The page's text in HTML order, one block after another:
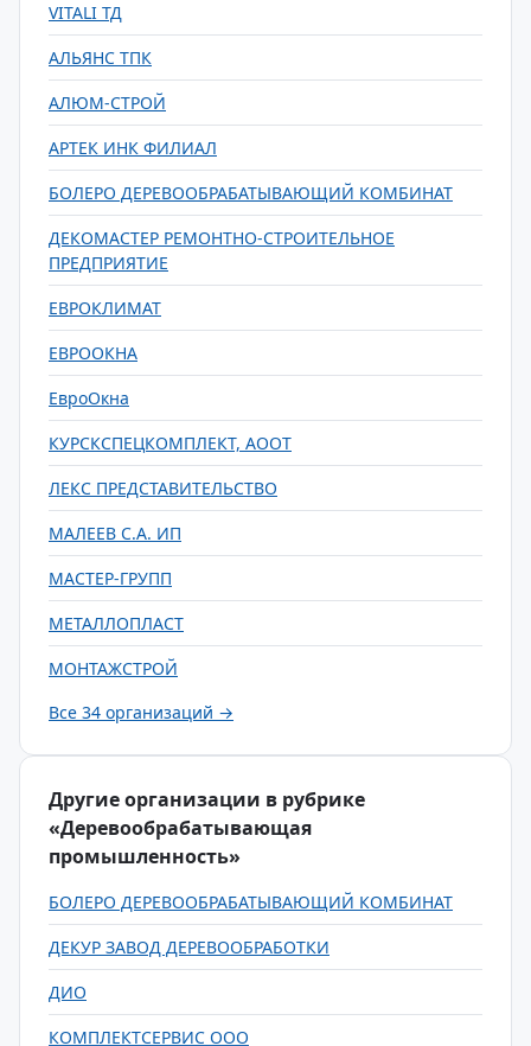
VITALI ТД
АЛЬЯНС ТПК
АЛЮМ-СТРОЙ
АРТЕК ИНК ФИЛИАЛ
БОЛЕРО ДЕРЕВООБРАБАТЫВАЮЩИЙ КОМБИНАТ
ДЕКОМАСТЕР РЕМОНТНО-СТРОИТЕЛЬНОЕ
ПРЕДПРИЯТИЕ
ЕВРОКЛИМАТ
ЕВРООКНА
ЕвроОкна
КУРСКСПЕЦКОМПЛЕКТ, АООТ
ЛЕКС ПРЕДСТАВИТЕЛЬСТВО
МАЛЕЕВ С.А. ИП
МАСТЕР-ГРУПП
МЕТАЛЛОПЛАСТ
МОНТАЖСТРОЙ
Все 34 организаций →
Другие организации в рубрике
«Деревообрабатывающая
промышленность»
БОЛЕРО ДЕРЕВООБРАБАТЫВАЮЩИЙ КОМБИНАТ
ДЕКУР ЗАВОД ДЕРЕВООБРАБОТКИ
ДИО
КОМПЛЕКТСЕРВИС ООО